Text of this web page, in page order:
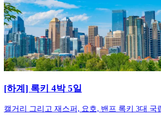
[하계] 록키 4박 5일
캘거리 그리고 재스퍼, 요호, 밴프 록키 3대 국